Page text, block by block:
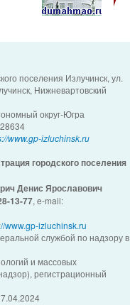
поселения Излучинск, ул.
Нижневартовский
округ-Югра
www.gp-izluchinsk.ru
городского поселения
Денис Ярославович
13-77, e-mail:
www.gp-izluchinsk.ru
службой по надзору в
и массовых
регистрационный